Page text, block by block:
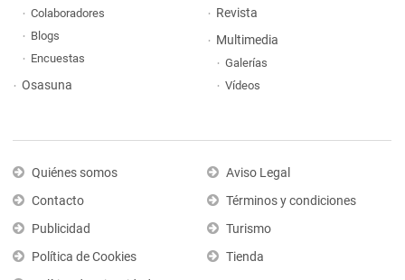
Colaboradores
Blogs
Encuestas
Osasuna
Revista
Multimedia
Galerías
Vídeos
Quiénes somos
Contacto
Publicidad
Política de Cookies
Aviso Legal
Términos y condiciones
Turismo
Tienda